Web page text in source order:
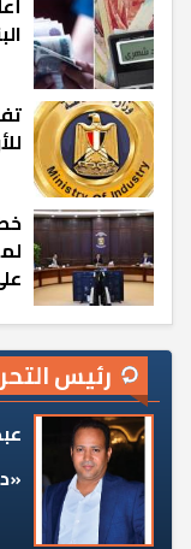
رئيس